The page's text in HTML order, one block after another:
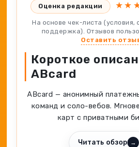
Крипто
Адалт
Spy-сервисы
Вайты
Проверка анонимности
Конвертер cookies
Генератор личности
Оценка редакции ★★
На основе чек-листа (условия,
поддержка). Отзывов
Оставить
Короткое
ABcard
ABcard — анонимный
команд и соло-вебов.
карт с приватными
Читать обзор →